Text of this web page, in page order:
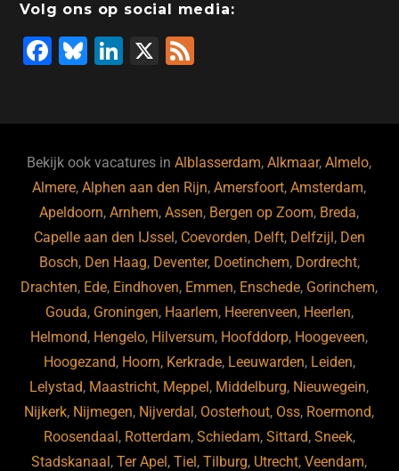
Volg ons op social media:
F
b
o
o
k
Bl
ky
Li
dI
n
X
Bekijk ook vacatures inAlblasserdam,Alkmaar,Almelo,
Almere,Alphen aan den Rijn,Amersfoort,Amsterdam,
Apeldoorn,Arnhem,Assen, Bergen op Zoom, Breda,
Capelle aan den IJssel , Coevorden, Delft, Delfzijl , Den
Bosch, Den Haag, Deventer, Doetinchem, Dordrecht,
Drachten, Ede, Eindhoven, Emmen, Enschede, Gorinchem,
Gouda, Groningen, Haarlem, Heerenveen, Heerlen,
Helmond, Hengelo, Hilversum, Hoofddorp, Hoogeveen,
Hoogezand, Hoorn, Kerkrade, Leeuwarden, Leiden,
Lelystad, Maastricht, Meppel , Middelburg, Nieuwegein,
Nijkerk, Nijmegen, Nijverdal , Oosterhout, Oss, Roermond,
Roosendaal , Rotterdam, Schiedam, Sittard, Sneek,
Stadskanaal ,Ter Apel ,Tiel ,Tilburg, Utrecht,Veendam,